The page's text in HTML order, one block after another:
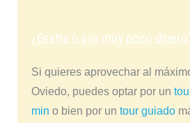
¿Gratis o por muy poco
Si quieres aprovechar al
Oviedo, puedes optar por un
min o bien por un tour guiado